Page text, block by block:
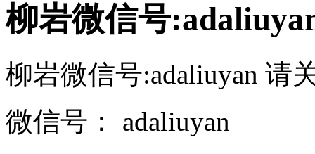
柳岩微信号
柳岩微信号:adaliuyan 请
微信号： adaliuyan